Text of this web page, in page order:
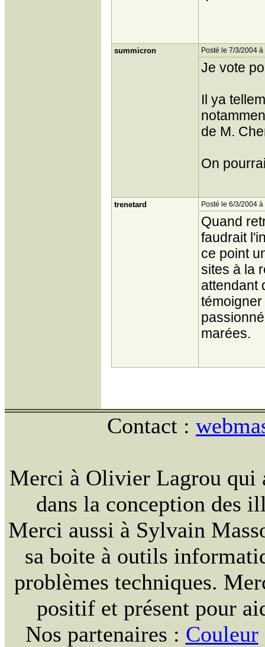
summicron Posté le 7/3/2004
Je vote
Il ya
de M.
On
trenetard Posté le 6/3/2004
Quand
faudrait
ce point
sites à la
attendant
marées.
Contact :
Merci à Olivier Lagrou qui
dans la conception des
Merci aussi à Sylvain
sa boite à outils
problèmes techniques.
positif et présent pour
Nos partenaires : Couleur